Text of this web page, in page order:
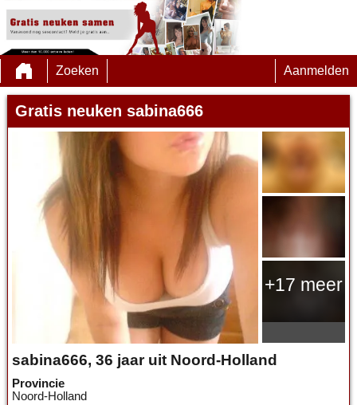
Zoeken Aanmelden
Gratis neuken sabina666
+17 meer
sabina666, 36 jaar uit Noord-Holland
Provincie
Noord-Holland